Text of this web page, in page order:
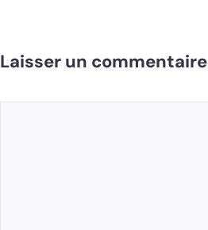
Laisser un commentaire